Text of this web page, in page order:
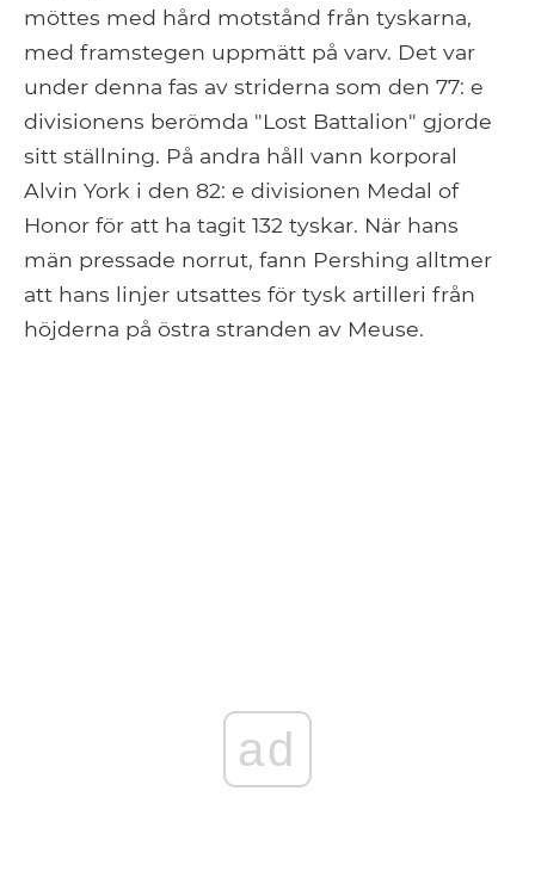
möttes med hård motstånd från tyskarna,
med framstegen uppmätt på varv. Det var
under denna fas av striderna som den 77: e
divisionens berömda "Lost Battalion" gjorde
sitt ställning. På andra håll vann korporal
Alvin York i den 82: e divisionen Medal of
Honor för att ha tagit 132 tyskar. När hans
män pressade norrut, fann Pershing alltmer
att hans linjer utsattes för tysk artilleri från
höjderna på östra stranden av Meuse.
ad